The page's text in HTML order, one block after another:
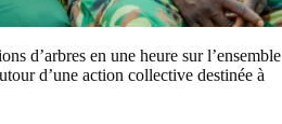
d’arbres en une heure sur l’ensemble
d’une action collective destinée à